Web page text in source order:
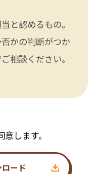
と認めるもの。
かの判断がつか
相談ください。
します。
ード